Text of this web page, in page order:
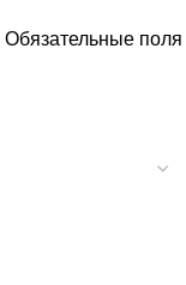
Обязательные поля